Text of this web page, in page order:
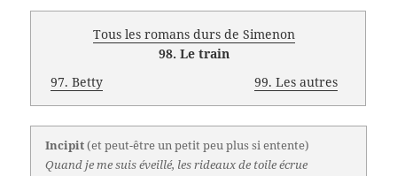
Tous les romans durs de Simenon
98. Le train
97. Betty
99. Les autres
Incipit(et peut-être un petit peu plus si entente)
Quand je me suis éveillé, les rideaux de toile écrue